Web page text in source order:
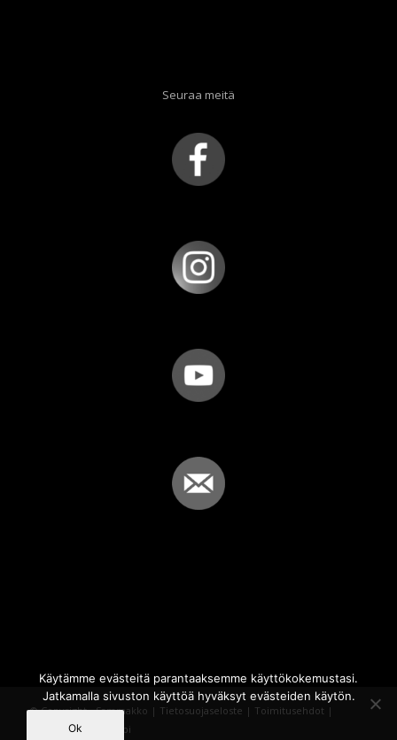
Seuraa meitä
© Copyright - Sammakko | Tietosuojaseloste | Toimitusehdot |
Powered by
iQWebbi
Käytämme evästeitä parantaaksemme käyttökokemustasi.
Jatkamalla sivuston käyttöä hyväksyt evästeiden käytön.
Ok